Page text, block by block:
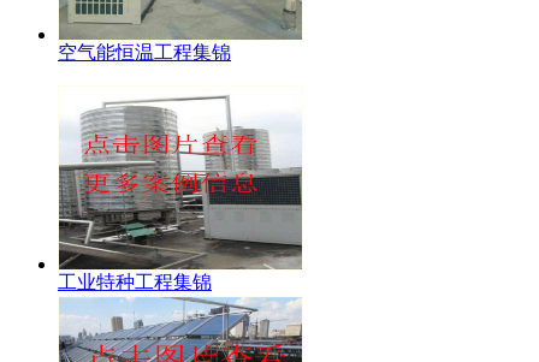
空气能恒温工程集锦
工业特种工程集锦